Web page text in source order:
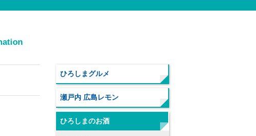
ひろしまグルメ
瀬戸内 広島レモン
ひろしまのお酒